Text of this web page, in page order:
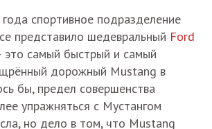
года спортивное подразделение
представило шедевральный Ford
это самый быстрый и самый
дорожный Mustang в
бы, предел совершенства
упражняться с Мустангом
но дело в том, что Mustang